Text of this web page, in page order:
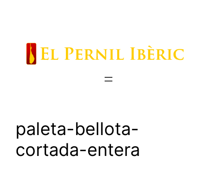
paleta-bellota-
cortada-entera